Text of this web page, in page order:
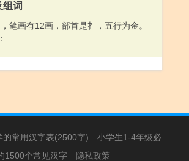
组词
，笔画有12画，部首是扌，五行为金。
的常用汉字表(2500字)
小学生1-4年级必
1500个常见汉字
隐私政策